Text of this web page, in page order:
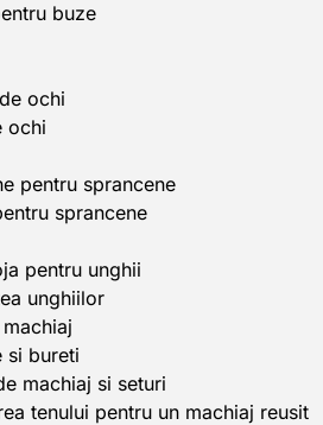
buze
ochi
ochi
pentru sprancene
sprancene
pentru unghii
unghiilor
si bureti
machiaj si seturi
tenului pentru un machiaj reusit